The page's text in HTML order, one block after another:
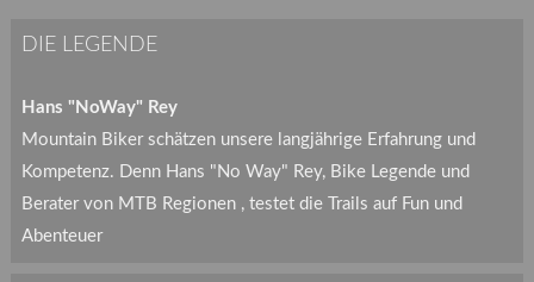
DIE LEGENDE
Hans "NoWay" Rey
Mountain Biker schätzen unsere langjährige Erfahrung und
Kompetenz. Denn Hans "No Way" Rey, Bike Legende und
Berater von MTB Regionen , testet die Trails auf Fun und
Abenteuer